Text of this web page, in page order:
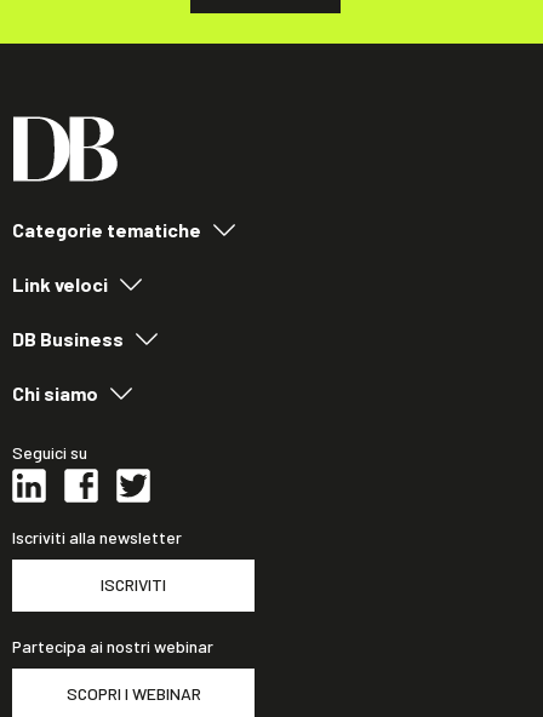
Categorie tematiche
Link veloci
DB Business
Chi siamo
Seguici su
Iscriviti alla newsletter
ISCRIVITI
Partecipa ai nostri webinar
SCOPRI I WEBINAR